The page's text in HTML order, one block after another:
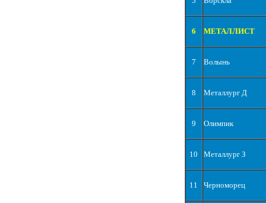
6 МЕТАЛЛИСТ
7 Волынь
8 Металлург Д
9 Олимпик
10 Металлург З
11 Черноморец